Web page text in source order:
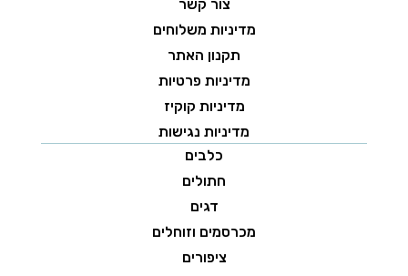
צור קשר
מדיניות משלוחים
תקנון האתר
מדיניות פרטיות
מדיניות קוקיז
מדיניות נגישות
כלבים
חתולים
דגים
מכרסמים וזוחלים
ציפורים